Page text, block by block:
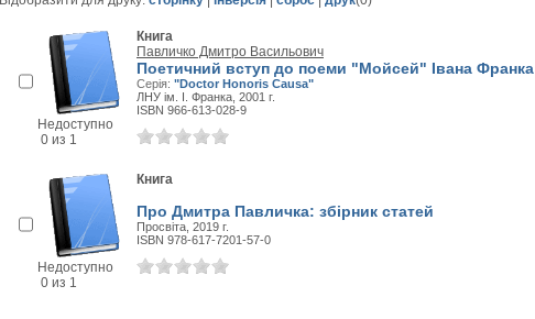
Недоступно
0 из 1
Книга
Павличко Дмитро Васильович
Поетичний вступ до поеми "Мойсей" Івана Франка
Серія: "Doctor Honoris Causa"
ЛНУ ім. І. Франка, 2001 г.
ISBN 966-613-028-9
Недоступно
0 из 1
Книга
Про Дмитра Павличка: збірник статей
Просвіта, 2019 г.
ISBN 978-617-7201-57-0